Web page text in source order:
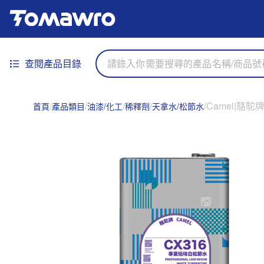
查閱產品目錄
首頁 產品類目 油漆/化工 稀釋劑 天拿水/松節水 Camel|駱駝